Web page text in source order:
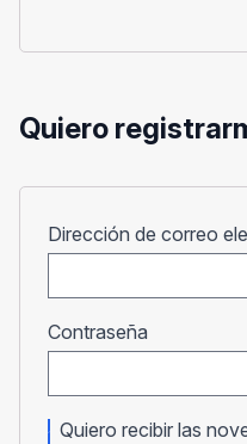
Quiero
Dirección de correo
Contraseña
Quiero recibir las